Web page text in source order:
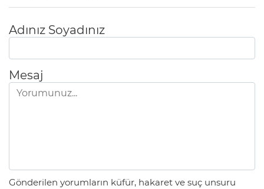
Adınız Soyadınız
Mesaj
Gönderilen yorumların küfür, hakaret ve suç unsuru